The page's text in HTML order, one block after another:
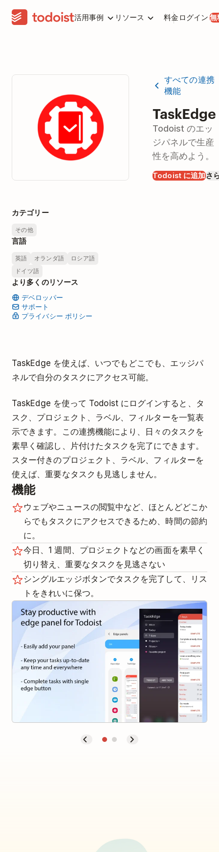
活用事例 リソース 料金 ログイン 無
すべての連携
機能
TaskEdge
Todoist のエッ
ジパネルで生産
性を高めよう。
Todoist に追加さ
カテゴリー
その他
言語
英語 オランダ語
ロシア語
ドイツ語
より多くのリソース
デベロッパー
サポート
プライバシー ポリシー
TaskEdge を使えば、いつでもどこでも、エッジパ
ネルで自分のタスクにアクセス可能。
TaskEdge を使って Todoist にログインすると、タ
スク、プロジェクト、ラベル、フィルターを一覧表
示できます。この連携機能により、日々のタスクを
素早く確認し、片付けたタスクを完了にできます。
スター付きのプロジェクト、ラベル、フィルターを
使えば、重要なタスクも見逃しません。
機能
ウェブやニュースの閲覧中など、ほとんどどこか
らでもタスクにアクセスできるため、時間の節約
に。
今日、1 週間、プロジェクトなどの画面を素早く
切り替え、重要なタスクを見逃さない
シングルエッジボタンでタスクを完了して、リス
トをきれいに保つ。